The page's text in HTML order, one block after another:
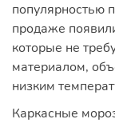
популярностью
продаже
которые не
материалом,
низким
Каркасные